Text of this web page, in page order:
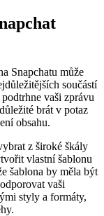
Snapchatu může
součástí
vaši zprávu
brát v potaz
obsahu.
z široké škály
vlastní šablonu
šablona by měla být
vaši
styly a formáty,